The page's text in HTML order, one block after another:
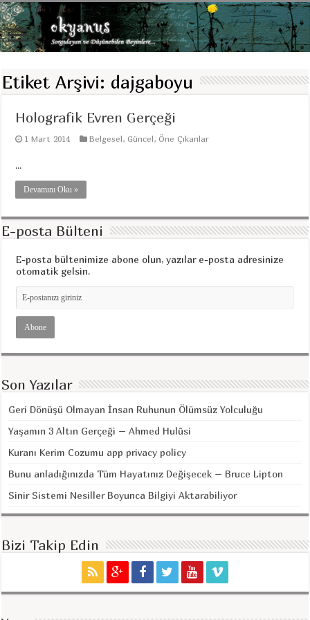
Etiket Arşivi: dajgaboyu
Holografik Evren Gerçeği
1 Mart 2014 Belgesel,Güncel,Öne Çıkanlar
...
Devamını Oku »
E-posta Bülteni
E-posta bültenimize abone olun, yazılar e-posta adresinize
otomatik gelsin.
Son Yazılar
Geri Dönüşü Olmayan İnsan Ruhunun Ölümsüz Yolculuğu
Yaşamın 3 Altın Gerçeği – Ahmed Hulûsi
Kuranı Kerim Cozumu app privacy policy
Bunu anladığınızda Tüm Hayatınız Değişecek – Bruce Lipton
Sinir Sistemi Nesiller Boyunca Bilgiyi Aktarabiliyor
Bizi Takip Edin